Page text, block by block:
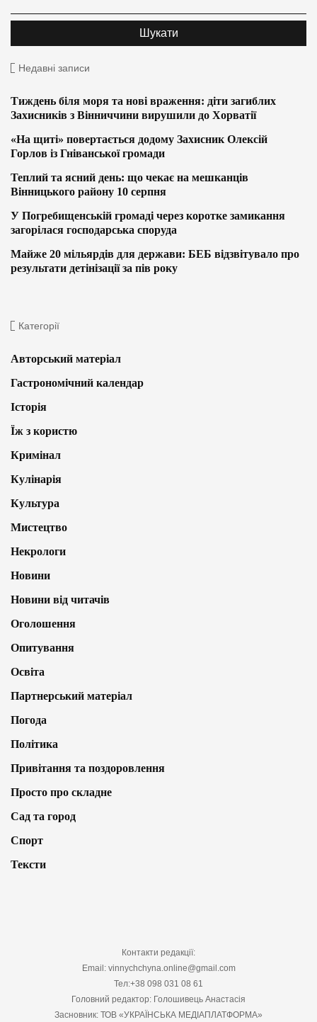
Недавні записи
Тиждень біля моря та нові враження: діти загиблих
Захисників з Вінниччини вирушили до Хорватії
«На щиті» повертається додому Захисник Олексій
Горлов із Гніванської громади
Теплий та ясний день: що чекає на мешканців
Вінницького району 10 серпня
У Погребищенській громаді через коротке замикання
загорілася господарська споруда
Майже 20 мільярдів для держави: БЕБ відзвітувало про
результати детінізації за пів року
Категорії
Авторський матеріал
Гастрономічний календар
Історія
Їж з користю
Кримінал
Кулінарія
Культура
Мистецтво
Некрологи
Новини
Новини від читачів
Оголошення
Опитування
Освіта
Партнерський матеріал
Погода
Політика
Привітання та поздоровлення
Просто про складне
Сад та город
Спорт
Тексти
Контакти редакції:
Email: vinnychchyna.online@gmail.com
Тел:+38 098 031 08 61
Головний редактор: Голошивець Анастасія
Засновник: ТОВ «УКРАЇНСЬКА МЕДІАПЛАТФОРМА»